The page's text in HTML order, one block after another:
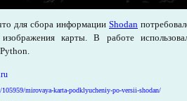
для сбора информации Shodan
изображения карты. В работе
mirovaya-karta-podklyucheniy-po-versii-shodan/